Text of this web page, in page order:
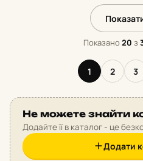
Показано 20 з
1 2 3
Не можете знайти
Додайте її в каталог - це
Додати